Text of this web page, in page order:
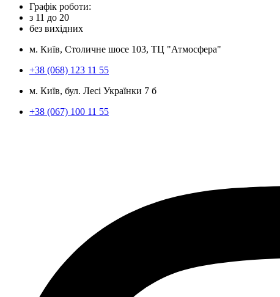
Графік роботи:
з 11 до 20
без вихідних
м. Київ, Столичне шосе 103, ТЦ "Атмосфера"
+38 (068) 123 11 55
м. Київ, бул. Лесі Українки 7 б
+38 (067) 100 11 55